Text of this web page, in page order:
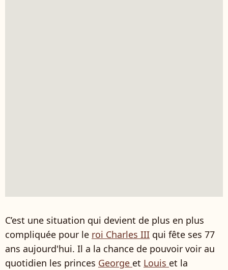
C’est une situation qui devient de plus en plus
compliquée pour le roi Charles III qui fête ses 77
ans aujourd'hui. Il a la chance de pouvoir voir au
quotidien les princes George et Louis et la